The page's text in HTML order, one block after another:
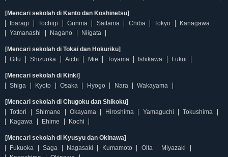
[Mencari sekolah di Kanto dan Koshinetsu]
Ibaragi
Tochigi Gunma Saitama Chiba Tokyo
Kanagawa
Yamanashi
Nagano Niigata
[Mencari sekolah di Tokai dan Hokuriku]
Gifu
Shizuoka Aichi Mie Toyama Ishikawa Fukui
[Mencari sekolah di Kinki]
Shiga
Kyoto Osaka Hyogo Nara Wakayama
[Mencari sekolah di Chugoku dan Shikoku]
Tottori
Shimane Okayama Hiroshima Yamaguchi
Tokushima
Kagawa
Ehime Kochi
[Mencari sekolah di Kyusyu dan Okinawa]
Fukuoka
Saga Nagasaki Kumamoto Oita
Miyazaki